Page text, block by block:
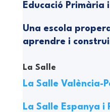
Educació Primària
Una escola
aprendre i
La Salle
La Salle València-
La Salle Espanya i